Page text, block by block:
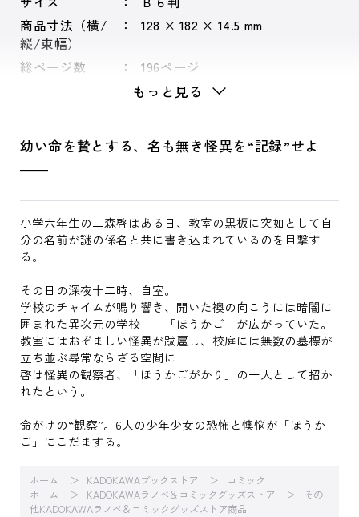
商品寸法（横/
縦/束幅）
128 × 182 × 14.5 mm
総ページ数 196ページ
もっと見る
幼い命を贄とする、名も無き怪異を“記録”せよ
――
小学六年生の二森啓はある日、教室の黒板に突如として自
分の名前が謎の係名と共に書き込まれているのを目撃す
る。
その日の深夜十二時、自室。
学校のチャイムが鳴り響き、開いた襖の向こうには暗闇に
囲まれた異次元の学校――「ほうかご」が広がっていた。
教室にはおぞましい怪異が跋扈し、校庭には無数の墓標が
立ち並ぶ尋常ならざる空間に
啓は怪異の観察者、「ほうかごがかり」の一人として招か
れたという。
命がけの“観察”。6人の少年少女の恐怖と懊悩が「ほうか
ご」にこだまする。
ホーム KADOKAWAブックストア
コミック
ホーム
KADOKAWAラノベ＆コミックグッズストア
その
他KADOKAWAラノベ＆コミックグッズストア商品